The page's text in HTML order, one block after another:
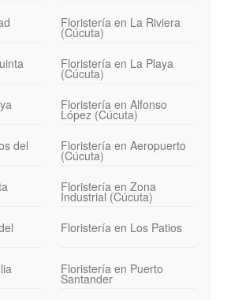
Floristería en La Riviera
(Cúcuta)
Floristería en La Playa
(Cúcuta)
Floristería en Alfonso
López (Cúcuta)
del
Floristería en Aeropuerto
(Cúcuta)
Floristería en Zona
Industrial (Cúcuta)
Floristería en Los Patios
Floristería en Puerto
Santander